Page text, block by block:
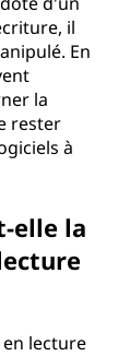
il
En
la
rester
à
elle la
lecture